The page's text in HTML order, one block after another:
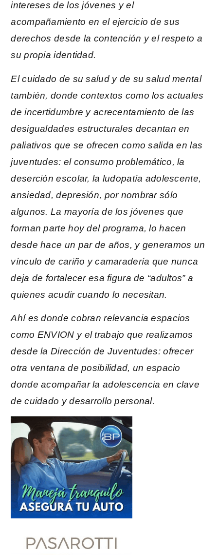
intereses de los jóvenes y el
acompañamiento en el ejercicio de sus
derechos desde la contención y el respeto a
su propia identidad.
El cuidado de su salud y de su salud mental
también, donde contextos como los actuales
de incertidumbre y acrecentamiento de las
desigualdades estructurales decantan en
paliativos que se ofrecen como salida en las
juventudes: el consumo problemático, la
deserción escolar, la ludopatía adolescente,
ansiedad, depresión, por nombrar sólo
algunos. La mayoría de los jóvenes que
forman parte hoy del programa, lo hacen
desde hace un par de años, y generamos un
vínculo de cariño y camaradería que nunca
deja de fortalecer esa figura de “adultos” a
quienes acudir cuando lo necesitan.
Ahí es donde cobran relevancia espacios
como ENVION y el trabajo que realizamos
desde la Dirección de Juventudes: ofrecer
otra ventana de posibilidad, un espacio
donde acompañar la adolescencia en clave
de cuidado y desarrollo personal.